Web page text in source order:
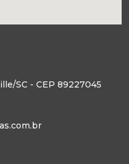
SC - CEP 89227045